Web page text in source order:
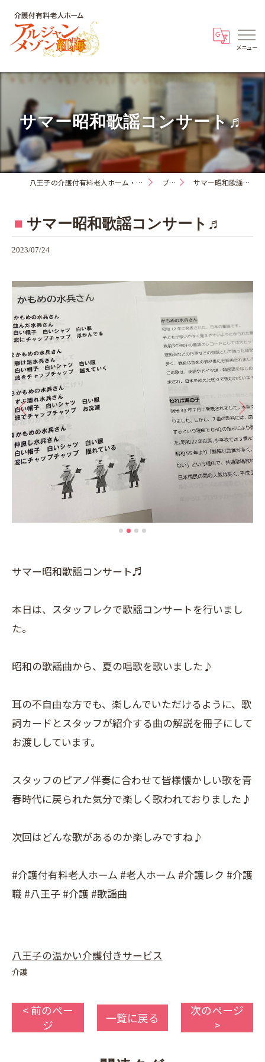
サマー昭和歌謡コンサート♬
八王子の介護付有料老人ホーム・アルジャンメゾン紅梅 ブログ サマー昭和歌謡コンサート♬
サマー昭和歌謡コンサート♬
2023/07/24
サマー昭和歌謡コンサート♬
本日は、スタッフレクで歌謡コンサートを行いまし
た。
昭和の歌謡曲から、夏の唱歌を歌いました♪
耳の不自由な方でも、楽しんでいただけるように、歌
詞カードとスタッフが紹介する曲の解説を冊子にして
お渡ししています。
スタッフのピアノ伴奏に合わせて皆様懐かしい歌を青
春時代に戻られた気分で楽しく歌われておりました♪
次回はどんな歌があるのか楽しみですね♪
#介護付有料老人ホーム #老人ホーム #介護レク #介護
職 #八王子 #介護 #歌謡曲
八王子の温かい介護付きサービス
介護
< 前のペー
ジ
一覧に戻る
次のページ
>